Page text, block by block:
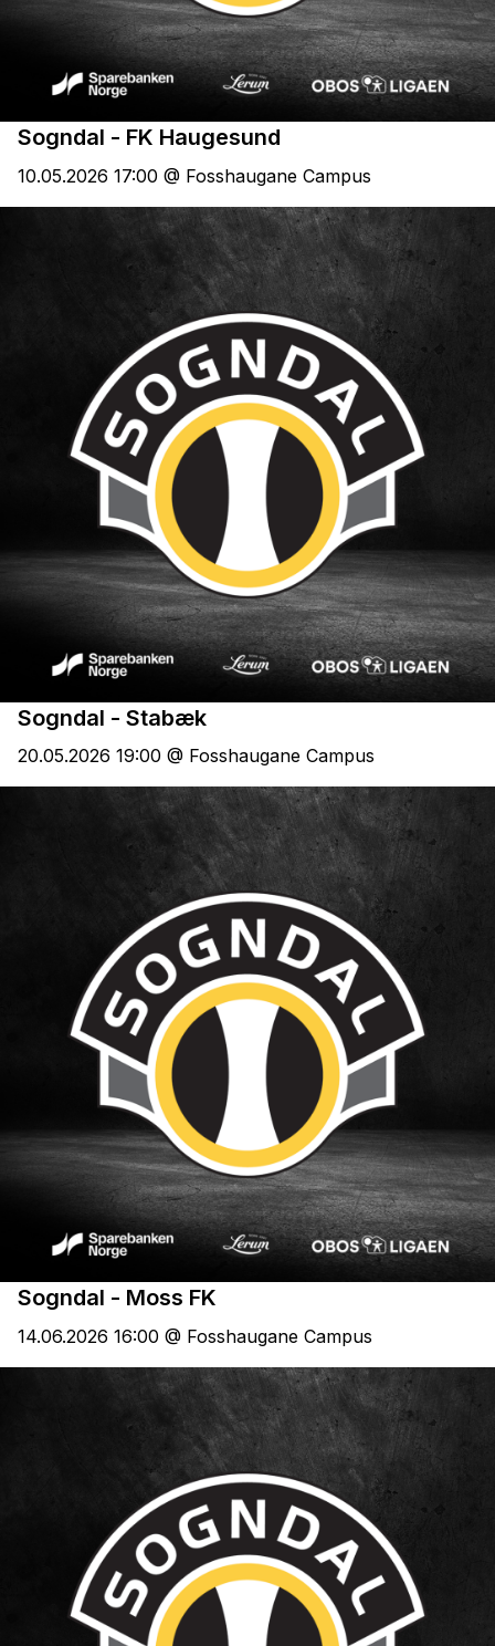
Sogndal - FK Haugesund
10.05.2026 17:00 @ Fosshaugane Campus
Sogndal - Stabæk
20.05.2026 19:00 @ Fosshaugane Campus
Sogndal - Moss FK
14.06.2026 16:00 @ Fosshaugane Campus